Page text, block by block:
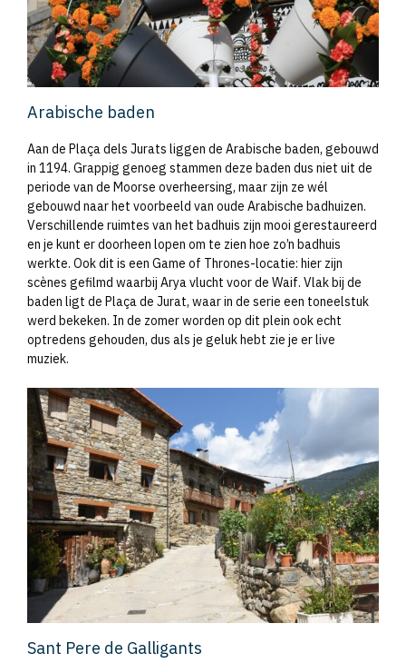
Arabische baden
Aan de Plaça dels Jurats liggen de Arabische baden, gebouwd
in 1194. Grappig genoeg stammen deze baden dus niet uit de
periode van de Moorse overheersing, maar zijn ze wél
gebouwd naar het voorbeeld van oude Arabische badhuizen.
Verschillende ruimtes van het badhuis zijn mooi gerestaureerd
en je kunt er doorheen lopen om te zien hoe zo’n badhuis
werkte. Ook dit is een Game of Thrones-locatie: hier zijn
scènes gefilmd waarbij Arya vlucht voor de Waif. Vlak bij de
baden ligt de Plaça de Jurat, waar in de serie een toneelstuk
werd bekeken. In de zomer worden op dit plein ook echt
optredens gehouden, dus als je geluk hebt zie je er live
muziek.
Sant Pere de Galligants